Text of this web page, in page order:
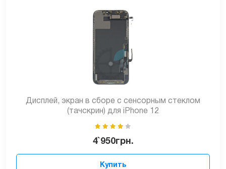
Дисплей, экран в сборе с сенсорным стеклом
(тачскрин) для iPhone 12
4`950грн.
Купить